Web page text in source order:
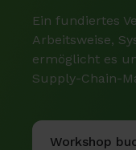
Ein fundiertes
Arbeitsweise,
ermöglicht es
Supply-Chain-
Workshop